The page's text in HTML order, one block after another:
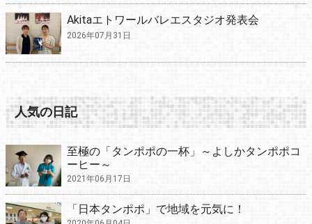
Akitaエトワールバレエスタジオ発表会
2026年07月31日
人気の日記
至極の「タンポポの一杯」～よしかタンポポコ
ーヒー～
2021年06月17日
「日本タンポポ」で地域を元気に！